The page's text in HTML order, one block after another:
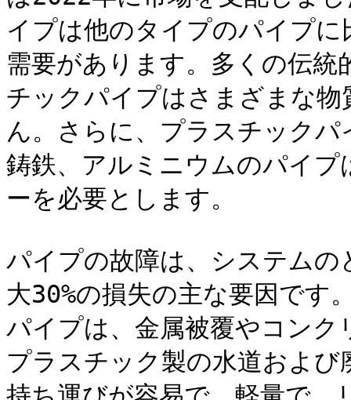
イプは他のタイプのパイプ
需要があります。多くの伝
チックパイプはさまざまな
ん。さらに、プラスチック
鋳鉄、アルミニウムのパイ
ーを必要とします。
パイプの故障は、システム
大30%の損失の主な要因です
パイプは、金属被覆やコン
プラスチック製の水道およ